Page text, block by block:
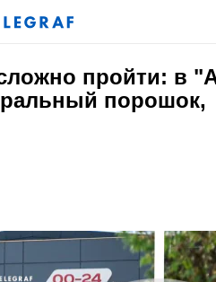
пройти: в
порошок,